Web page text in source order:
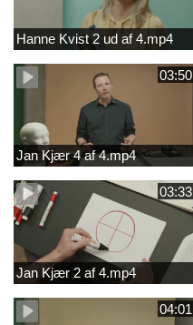
Hanne Kvist 2 ud af 4.mp4
03:50
Jan Kjær 4 af 4.mp4
03:33
Jan Kjær 2 af 4.mp4
04:01